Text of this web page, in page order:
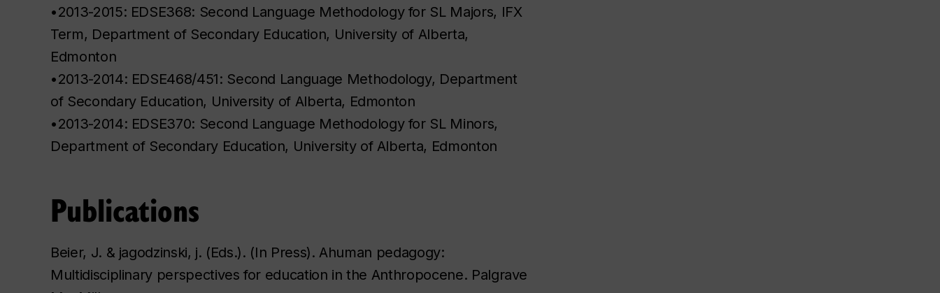
•2013-2015: EDSE368: Second Language Methodology for SL Majors, IFX
Term, Department of Secondary Education, University of Alberta,
Edmonton
•2013-2014: EDSE468/451: Second Language Methodology, Department
of Secondary Education, University of Alberta, Edmonton
•2013-2014: EDSE370: Second Language Methodology for SL Minors,
Department of Secondary Education, University of Alberta, Edmonton
Publications
Beier, J. & jagodzinski, j. (Eds.). (In Press). Ahuman pedagogy:
Multidisciplinary perspectives for education in the Anthropocene. Palgrave